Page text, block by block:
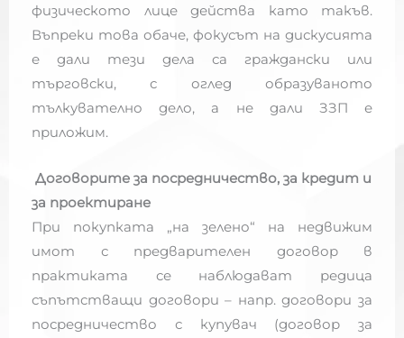
физическото лице действа като такъв.
Въпреки това обаче, фокусът на дискусията
е дали тези дела са граждански или
търговски, с оглед образуваното
тълкувателно дело, а не дали ЗЗП е
приложим.
Договорите за посредничество, за кредит и
за проектиране
При покупката „на зелено“ на недвижим
имот с предварителен договор в
практиката се наблюдават редица
съпътстващи договори – напр. договори за
посредничество с купувач (договор за